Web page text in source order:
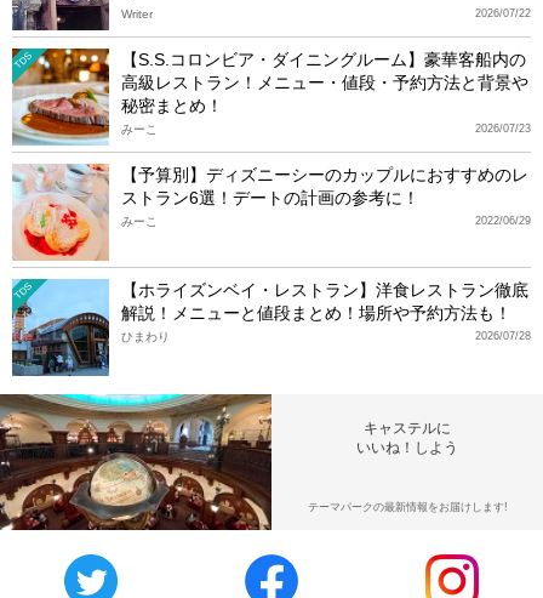
2026/07/22
Writer
TDS
【S.S.コロンビア・ダイニングルーム】豪華客船内の
高級レストラン！メニュー・値段・予約方法と背景や
秘密まとめ！
2026/07/23
みーこ
【予算別】ディズニーシーのカップルにおすすめのレ
ストラン6選！デートの計画の参考に！
2022/06/29
みーこ
TDS
【ホライズンベイ・レストラン】洋食レストラン徹底
解説！メニューと値段まとめ！場所や予約方法も！
2026/07/28
ひまわり
キャステルに
いいね！しよう
テーマパークの最新情報をお届けします!